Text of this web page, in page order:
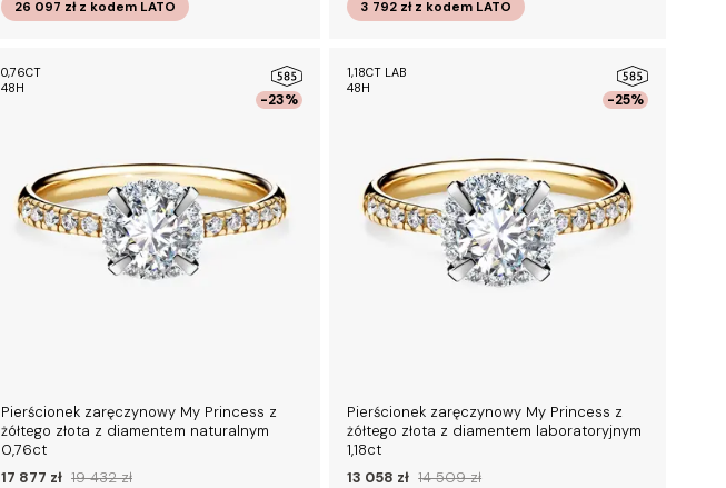
26 097 zł z kodem LATO 3 792 zł z kodem LATO
-23%
0,76CT
48H
Pierścionek zaręczynowy My Princess z
żółtego złota z diamentem naturalnym
0,76ct
17 877 zł 19 432 zł
-25%
1,18CT LAB
48H
Pierścionek zaręczynowy My Princess z
żółtego złota z diamentem laboratoryjnym
1,18ct
13 058 zł 14 509 zł